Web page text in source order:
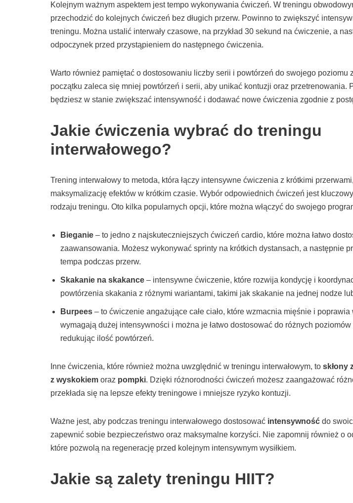
Kolejnym ważnym aspektem jest tempo wykonywania ćwiczeń. W treningu
przechodzić do kolejnych ćwiczeń bez długich przerw. Powinno to zwiększyć
treningu. Można ustalić interwały czasowe, na przykład 30 sekund na ćwiczenie, a
odpoczynek przed przystąpieniem do następnego ćwiczenia.
Warto również pamiętać o dostosowaniu liczby serii i powtórzeń do swojego poziomu
początku zaleca się mniej powtórzeń i serii, aby unikać kontuzji oraz przetrenowania.
będziesz w stanie zwiększać intensywność i dodawać nowe ćwiczenia zgodnie z
Jakie ćwiczenia wybrać do treningu
interwałowego?
Trening interwałowy to metoda, która łączy intensywne ćwiczenia z krótkimi
maksymalizację efektów w krótkim czasie. Wybór odpowiednich ćwiczeń jest
rodzaju treningu. Oto kilka popularnych opcji, które można włączyć do swojego
Bieganie – to jedno z najskuteczniejszych ćwiczeń cardio, które można łatwo
zaawansowania. Możesz wykonywać sprinty na krótkich dystansach, a następnie
tempa podczas przerw.
Skakanie na skakance – intensywne ćwiczenie, które rozwija kondycję i
powtórzenia skakania z różnymi wariantami, takimi jak skakanie na jednej nodze
Burpees – to ćwiczenie angażujące całe ciało, które wzmacnia mięśnie i
wymagają dużej intensywności i można je łatwo dostosować do różnych
redukując ilość powtórzeń.
Inne ćwiczenia, które również można uwzględnić w treningu interwałowym, to skłony
z wyskokiem oraz pompki. Dzięki różnorodności ćwiczeń możesz zaangażować
przekłada się na lepsze efekty treningowe i mniejsze ryzyko kontuzji.
Ważne jest, aby podczas treningu interwałowego dostosować intensywność do
zapewnić sobie bezpieczeństwo oraz maksymalne korzyści. Nie zapomnij również o
które pozwolą na regenerację przed kolejnym intensywnym wysiłkiem.
Jakie są zalety treningu HIIT?